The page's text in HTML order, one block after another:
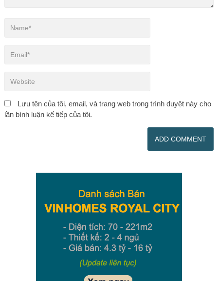
Lưu tên của tôi, email, và trang web trong trình duyệt này cho
lần bình luận kế tiếp của tôi.